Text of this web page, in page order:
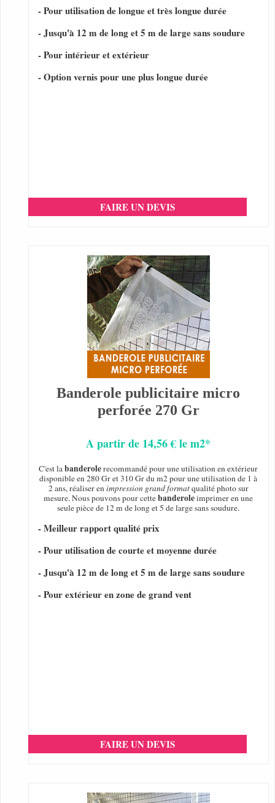
- Pour utilisation de longue et très longue durée
- Jusqu'à 12 m de long et 5 m de large sans soudure
- Pour intérieur et extérieur
- Option vernis pour une plus longue durée
FAIRE UN DEVIS
Banderole publicitaire micro
perforée 270 Gr
A partir de 14,56 € le m2*
C'est labanderolerecommandé pour une utilisation en extérieur
disponible en 280 Gr et 310 Gr du m2 pour une utilisation de 1 à
2 ans, réaliser enimpression grand formatqualité photo sur
mesure. Nous pouvons pour cettebanderoleimprimer en une
seule pièce de 12 m de long et 5 de large sans soudure.
- Meilleur rapport qualité prix
- Pour utilisation de courte et moyenne durée
- Jusqu'à 12 m de long et 5 m de large sans soudure
- Pour extérieur en zone de grand vent
FAIRE UN DEVIS